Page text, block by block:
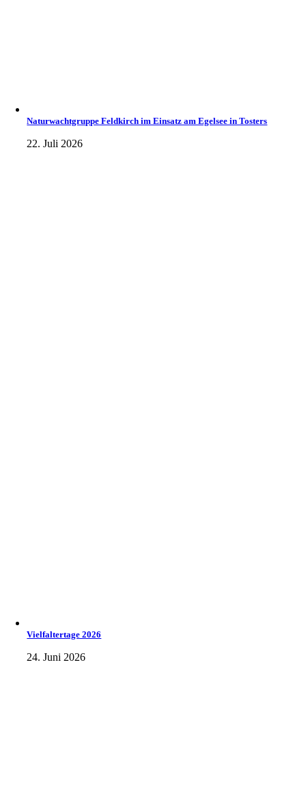
Naturwachtgruppe Feldkirch im Einsatz am Egelsee in Tosters
22. Juli 2026
Vielfaltertage 2026
24. Juni 2026